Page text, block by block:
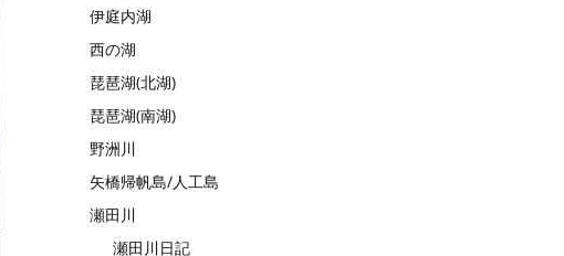
伊庭内湖
西の湖
琵琶湖(北湖)
琵琶湖(南湖)
野洲川
矢橋帰帆島/人工島
瀬田川
瀬田川日記